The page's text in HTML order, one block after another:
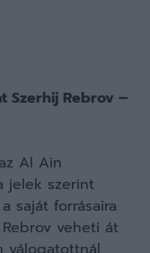
Szerhij Rebrov –
Al Ain
jelek szerint
saját forrásaira
veheti át